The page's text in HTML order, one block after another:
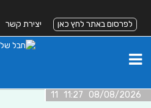
לפרסום באתר לחץ כאן
יצירת קשר
08/08/2026 11:27 11